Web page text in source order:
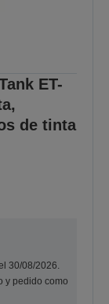
ET-
de tinta
30/08/2026.
y pedido como